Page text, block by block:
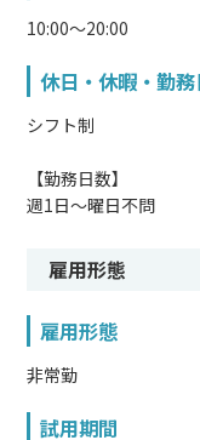
10:00～20:00
休日・休暇・勤
シフト制
【勤務日数】
週1日～曜日不問
雇用形態
雇用形態
非常勤
試用期間